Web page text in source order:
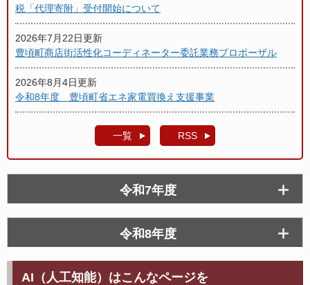
税「代理寄附」受付開始について
2026年7月22日更新
豊頃町商店街活性化コーディネーター委託業務プロポーザル
2026年8月4日更新
令和8年度 豊頃町省エネ家電買換え支援事業
一覧 RSS
令和7年度
令和8年度
AI（人工知能）はこんなページを